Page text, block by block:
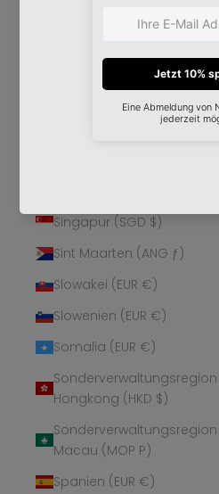
Schweiz (CHF CHF)
Senegal (XOF Fr)
Seychellen (EUR €)
Singapur (SGD $)
Sint Maarten (ANG ƒ)
Slowakei (EUR €)
Slowenien (EUR €)
Somalia (EUR €)
Sonderverwaltungsregion
Hongkong (HKD $)
Sonderverwaltungsregion
Macau (MOP P)
Spanien (EUR €)